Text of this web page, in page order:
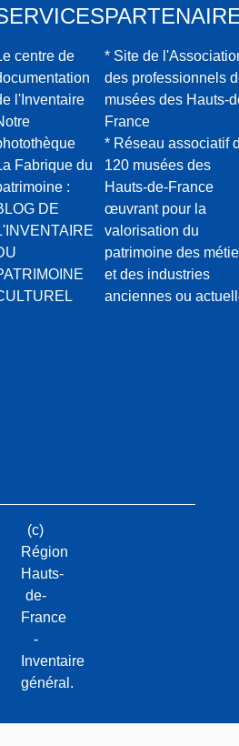
centre de
l'Inventaire
Fabrique du
:
DE
* Site de
des professionnels
musées des Hauts-
France
* Réseau associatif
120 musées des
Hauts-de-France
œuvrant pour la
valorisation du
patrimoine des
et des industries
anciennes ou
(c)
Région
Hauts-
de-
France
-
Inventaire
général.